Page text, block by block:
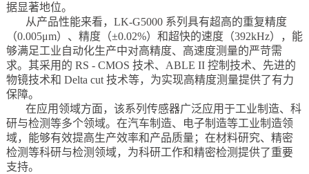
据显著地位。
从产品性能来看，LK-G5000 系列具有超高的重复精度
（0.005μm）、精度（±0.02%）和超快的速度（392kHz），能
够满足工业自动化生产中对高精度、高速度测量的严苛需
求。其采用的 RS - CMOS 技术、ABLE II 控制技术、先进的
物镜技术和 Delta cut 技术等，为实现高精度测量提供了有力
保障。
在应用领域方面，该系列传感器广泛应用于工业制造、科
研与检测等多个领域。在汽车制造、电子制造等工业制造领
域，能够有效提高生产效率和产品质量；在材料研究、精密
检测等科研与检测领域，为科研工作和精密检测提供了重要
支持。